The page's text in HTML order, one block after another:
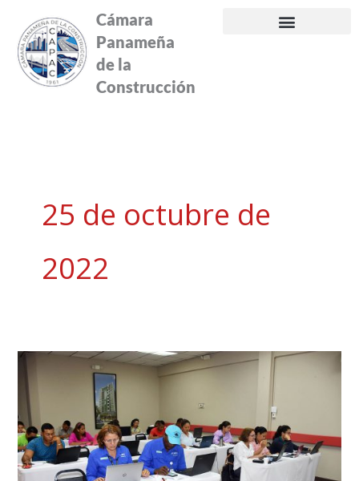
contenido
Cámara
Panameña
de la
Construcción
25 de octubre de
2022
CAPAC
programa
de
Escuela
Permanente